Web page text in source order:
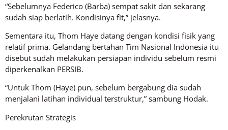
“Sebelumnya Federico (Barba) sempat sakit dan sekarang
sudah siap berlatih. Kondisinya fit,” jelasnya.
Sementara itu, Thom Haye datang dengan kondisi fisik yang
relatif prima. Gelandang bertahan Tim Nasional Indonesia itu
disebut sudah melakukan persiapan individu sebelum resmi
diperkenalkan PERSIB.
“Untuk Thom (Haye) pun, sebelum bergabung dia sudah
menjalani latihan individual terstruktur,” sambung Hodak.
Perekrutan Strategis